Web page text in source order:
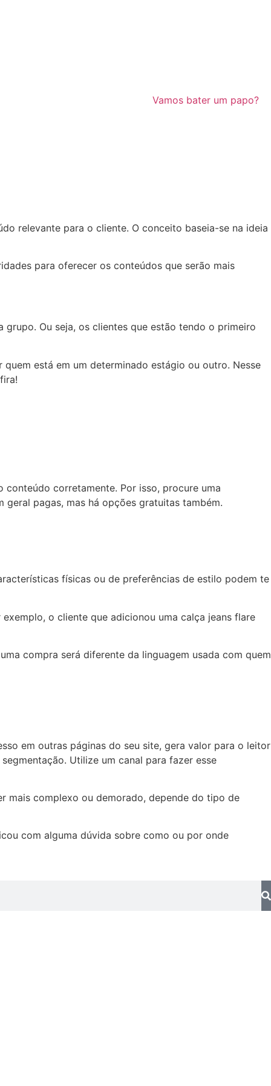
Vamos bater um papo?
relevante para o cliente. O conceito baseia-se na ideia
para oferecer os conteúdos que serão mais
Ou seja, os clientes que estão tendo o primeiro
está em um determinado estágio ou outro. Nesse
conteúdo corretamente. Por isso, procure uma
geral pagas, mas há opções gratuitas também.
físicas ou de preferências de estilo podem te
o cliente que adicionou uma calça jeans flare
compra será diferente da linguagem usada com quem
em outras páginas do seu site, gera valor para o leitor
Utilize um canal para fazer esse
mais complexo ou demorado, depende do tipo de
com alguma dúvida sobre como ou por onde